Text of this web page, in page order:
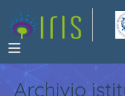
Archivio